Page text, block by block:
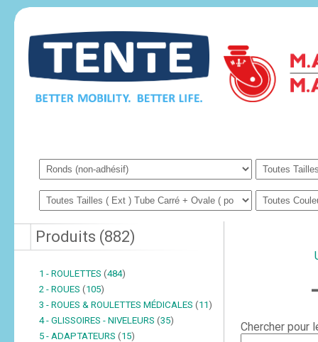
Produits (882)
1 - ROULETTES (484)
2 - ROUES (105)
3 - ROUES & ROULETTES MÉDICALES (11)
4 - GLISSOIRES - NIVELEURS (35)
5 - ADAPTATEURS (15)
Chercher pour